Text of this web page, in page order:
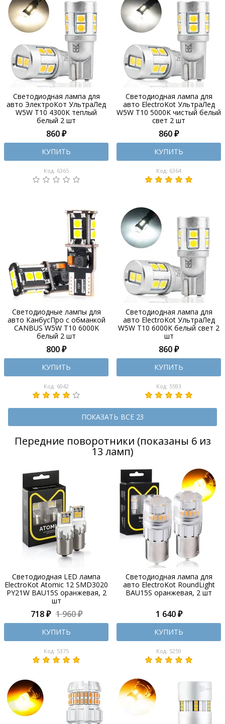
Светодиодная лампа для
авто ЭлектроКот УльтраЛед
W5W T10 4300K теплый
белый 2 шт
860 ₽
КУПИТЬ
Код: 6365
Светодиодная лампа для
авто ElectroKot УльтраЛед
W5W T10 5000K чистый белый
свет 2 шт
860 ₽
КУПИТЬ
Код: 6364
Светодиодные лампы для
авто КанбусПро с обманкой
CANBUS W5W T10 6000K
белый 2 шт
800 ₽
КУПИТЬ
Код: 6042
Светодиодная лампа для
авто ElectroKot УльтраЛед
W5W T10 6000K белый свет 2
шт
860 ₽
КУПИТЬ
Код: 5593
ПОКАЗАТЬ ВСЕ 23
Передние поворотники (показаны 6 из
13 ламп)
Светодиодная LED лампа
ElectroKot Atomic 12 SMD3020
PY21W BAU15S оранжевая, 2
шт
718 ₽ 1 960 ₽
КУПИТЬ
Код: 5375
Светодиодная лампа для
авто ElectroKot RoundLight
BAU15S оранжевая, 2 шт
1 640 ₽
КУПИТЬ
Код: 5259